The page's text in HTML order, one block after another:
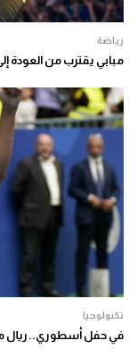
رياضة
مبابي يقترب من العودة
تكنولوجيا
في حفل أسطوري.. ريال